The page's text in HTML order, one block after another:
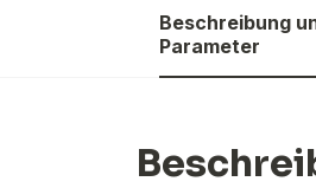
Beschreibung
Parameter